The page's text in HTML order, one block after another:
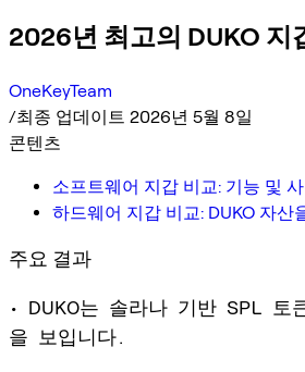
2026년 최고의 DUKO 지
OneKeyTeam
/최종 업데이트 2026년 5월 8일
콘텐츠
소프트웨어 지갑 비교: 기능 및
하드웨어 지갑 비교: DUKO 자산
주요 결과
• DUKO는 솔라나 기반 SPL 토
을 보입니다.